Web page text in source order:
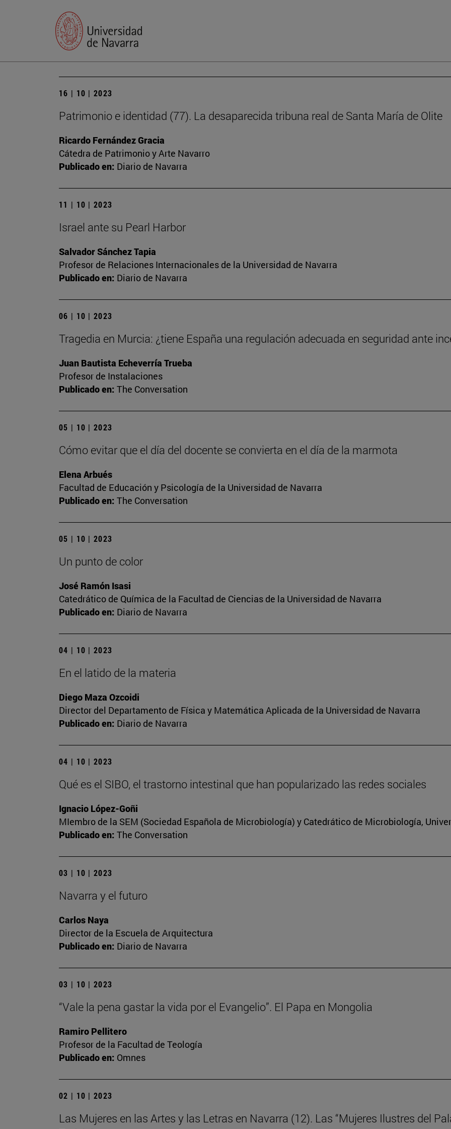
16 | 10 | 2023
Patrimonio e identidad (77). La desaparecida tribuna real de Santa María de Olite
Ricardo Fernández Gracia
Cátedra de Patrimonio y Arte Navarro
Publicado en: Diario de Navarra
11 | 10 | 2023
Israel ante su Pearl Harbor
Salvador Sánchez Tapia
Profesor de Relaciones Internacionales de la Universidad de Navarra
Publicado en: Diario de Navarra
06 | 10 | 2023
Tragedia en Murcia: ¿tiene España una regulación adecuada en seguridad ante
Juan Bautista Echeverría Trueba
Profesor de Instalaciones
Publicado en: The Conversation
05 | 10 | 2023
Cómo evitar que el día del docente se convierta en el día de la marmota
Elena Arbués
Facultad de Educación y Psicología de la Universidad de Navarra
Publicado en: The Conversation
05 | 10 | 2023
Un punto de color
José Ramón Isasi
Catedrático de Química de la Facultad de Ciencias de la Universidad de Navarra
Publicado en: Diario de Navarra
04 | 10 | 2023
En el latido de la materia
Diego Maza Ozcoidi
Director del Departamento de Física y Matemática Aplicada de la Universidad de Navarra
Publicado en: Diario de Navarra
04 | 10 | 2023
Qué es el SIBO, el trastorno intestinal que han popularizado las redes sociales
Ignacio López-Goñi
MIembro de la SEM (Sociedad Española de Microbiología) y Catedrático de Microbiología,
Publicado en: The Conversation
03 | 10 | 2023
Navarra y el futuro
Carlos Naya
Director de la Escuela de Arquitectura
Publicado en: Diario de Navarra
03 | 10 | 2023
“Vale la pena gastar la vida por el Evangelio”. El Papa en Mongolia
Ramiro Pellitero
Profesor de la Facultad de Teología
Publicado en: Omnes
02 | 10 | 2023
Las Mujeres en las Artes y las Letras en Navarra (12). Las “Mujeres Ilustres del